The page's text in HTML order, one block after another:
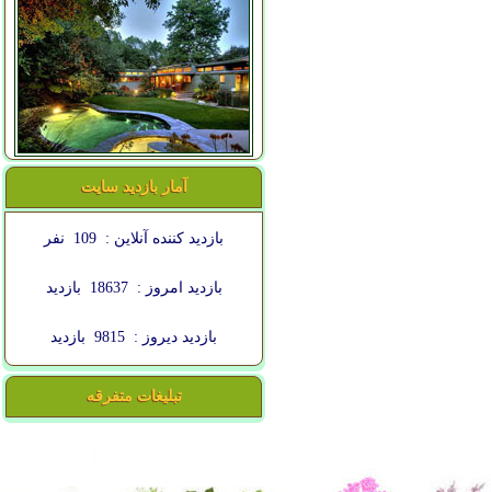
آمار بازدید سایت
بازدید کننده آنلاین : 109 نفر
بازدید امروز : 18637 بازدید
بازدید دیروز : 9815 بازدید
تبلیغات متفرقه